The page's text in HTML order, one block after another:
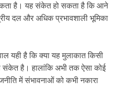
है। यह संकेत हो सकता है कि आने
दल और अधिक प्रभावशाली भूमिका
यही है कि क्या यह मुलाकात किसी
संकेत है। हालांकि अभी तक ऐसा कोई
में संभावनाओं को कभी नकारा